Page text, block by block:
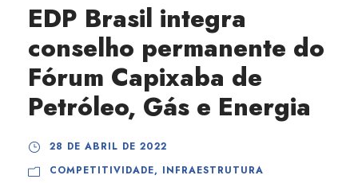
EDP Brasil integra
conselho permanente do
Fórum Capixaba de
Petróleo, Gás e Energia
28 DE ABRIL DE 2022
COMPETITIVIDADE, INFRAESTRUTURA